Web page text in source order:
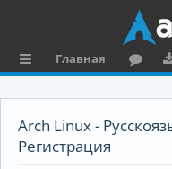
л
Главная
Arch Linux -
Регистрация